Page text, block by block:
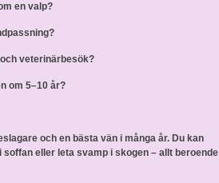
en valp?
veterinärbesök?
om 5–10 år?
och en bästa vän i många år. Du kan
eller leta svamp i skogen – allt beroende